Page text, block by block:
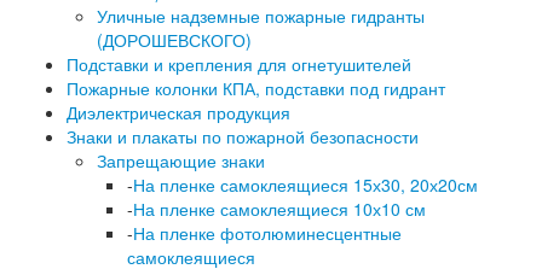
Уличные надземные пожарные гидранты
(ДОРОШЕВСКОГО)
Подставки и крепления для огнетушителей
Пожарные колонки КПА, подставки под гидрант
Диэлектрическая продукция
Знаки и плакаты по пожарной безопасности
Запрещающие знаки
-На пленке самоклеящиеся 15х30, 20х20см
-На пленке самоклеящиеся 10х10 см
-На пленке фотолюминесцентные
самоклеящиеся